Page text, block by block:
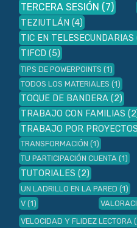
TERCERA SESIÓN (7)
TEZIUTLÁN (4)
TIC EN TELESECUNDARIAS
TIFCD (5)
TIPS DE POWERPOINTS (1)
TODOS LOS MATERIALES (1)
TOQUE DE BANDERA (2)
TRABAJO CON FAMILIAS
TRABAJO POR PROYECTOS
TRANSFORMACIÓN (1)
TU PARTICIPACIÓN CUENTA (1)
TUTORIALES (2)
UN LADRILLO EN LA PARED (1)
V (1)
VELOCIDAD Y FLIDEZ LECTORA